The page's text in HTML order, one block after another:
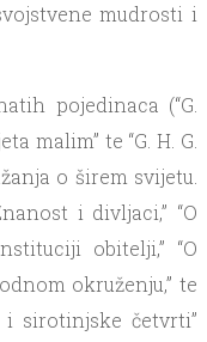
mudrosti i
pojedinaca (“G.
malim” te “G. H. G.
o širem svijetu.
i divljaci,” “O
obitelji,” “O
okruženju,” te
sirotinjske četvrti”